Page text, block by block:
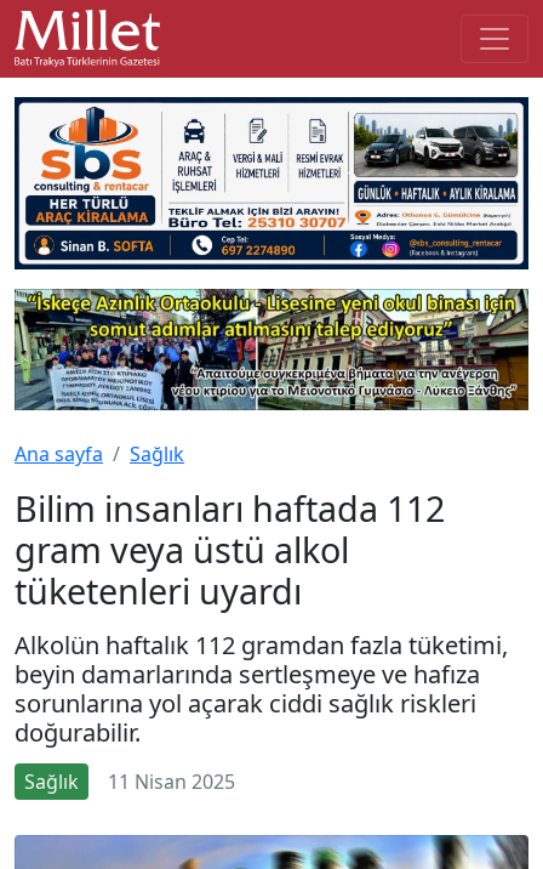
Ana sayfa Sağlık
Bilim insanları haftada 112
gram veya üstü alkol
tüketenleri uyardı
Alkolün haftalık 112 gramdan fazla tüketimi,
beyin damarlarında sertleşmeye ve hafıza
sorunlarına yol açarak ciddi sağlık riskleri
doğurabilir.
Sağlık 11 Nisan 2025